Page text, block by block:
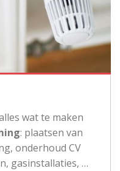
wat te maken
: plaatsen van
onderhoud CV
gasinstallaties, …